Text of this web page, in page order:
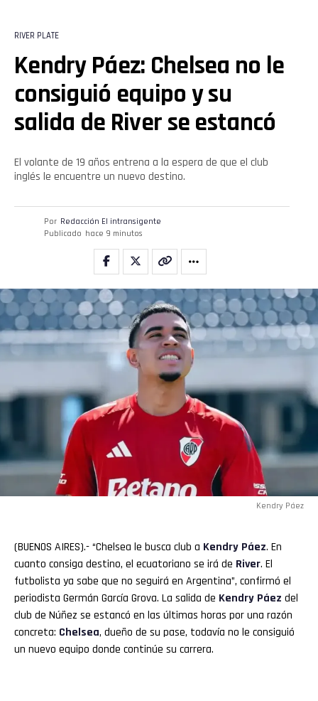
RIVER PLATE
Kendry Páez: Chelsea no le
consiguió equipo y su
salida de River se estancó
El volante de 19 años entrena a la espera de que el club
inglés le encuentre un nuevo destino.
Por Redacción El intransigente
Publicado hace 9 minutos
Kendry Páez
(BUENOS AIRES).- “Chelsea le busca club a Kendry Páez. En
cuanto consiga destino, el ecuatoriano se irá de River. El
futbolista ya sabe que no seguirá en Argentina”, confirmó el
periodista Germán García Grova. La salida de Kendry Páez del
club de Núñez se estancó en las últimas horas por una razón
concreta: Chelsea, dueño de su pase, todavía no le consiguió
un nuevo equipo donde continúe su carrera.